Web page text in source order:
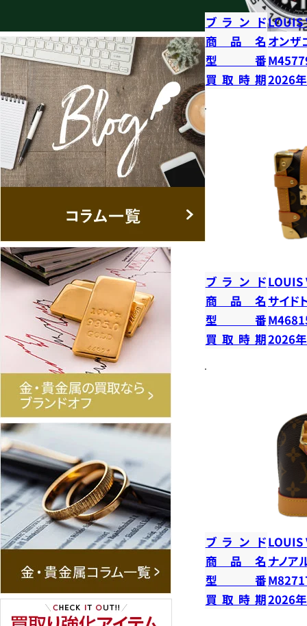
ブランドLOUIS
商品名 オンザ
型番
買取時期2026
ブランドLOUIS
商品名 サイド
型番
買取時期2026
ブランドLOUIS
商品名 ナノア
型番
買取時期2026